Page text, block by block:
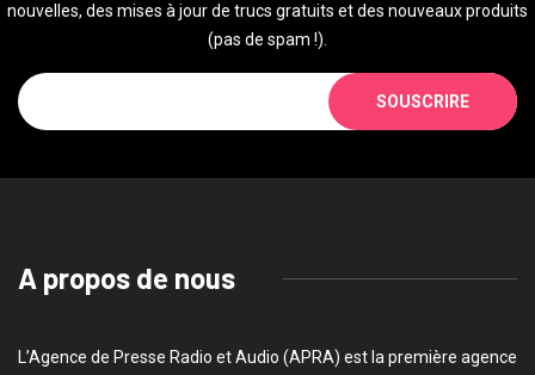
nouvelles, des mises à jour de trucs gratuits et des nouveaux produits
(pas de spam !).
SOUSCRIRE
A propos de nous
L’Agence de Presse Radio et Audio (APRA) est la première agence